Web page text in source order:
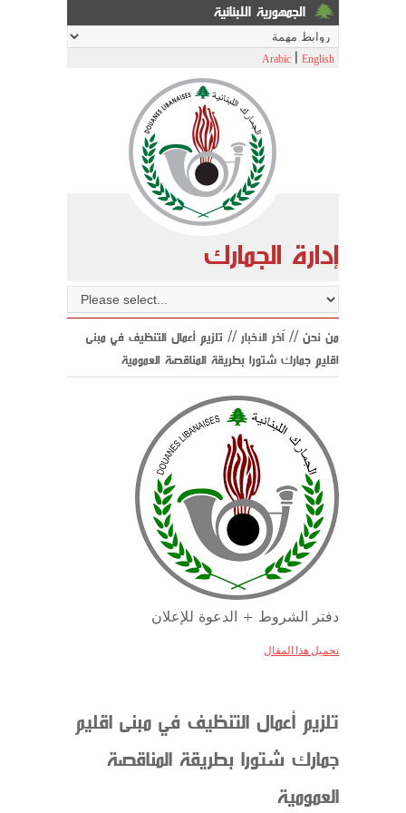
الجمهورية اللبنانية
Arabic English
إدارة الجمارك
من نحن // اّخر الأخبار// تلزيم أعمال التنظيف في مبنى
اقليم جمارك شتورا بطريقة المناقصة العمومية
دفتر الشروط + الدعوة للإعلان
تحميل هذا المقال
تلزيم أعمال التنظيف في مبنى اقليم
جمارك شتورا بطريقة المناقصة
العمومية